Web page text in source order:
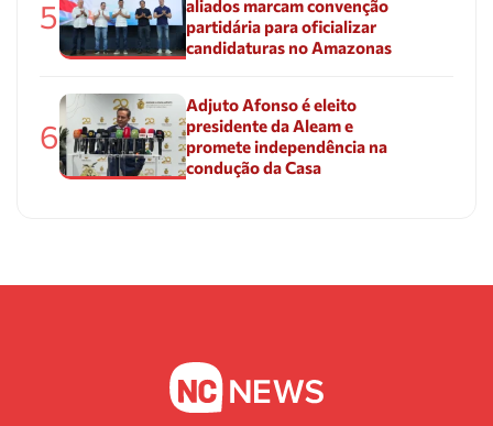
5
aliados marcam convenção
partidária para oficializar
candidaturas no Amazonas
6
Adjuto Afonso é eleito
presidente da Aleam e
promete independência na
condução da Casa